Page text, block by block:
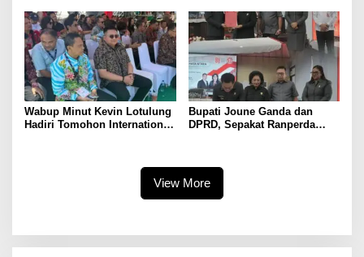
Wabup Minut Kevin Lotulung
Hadiri Tomohon International
Bupati Joune Ganda dan
DPRD, Sepakat Ranperda
View More